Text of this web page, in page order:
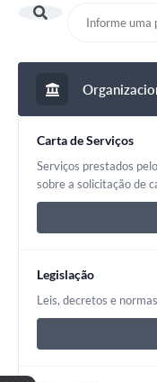
Carta de Serviços
Serviços prestados
sobre a solicitação de
Legislação
Leis, decretos e